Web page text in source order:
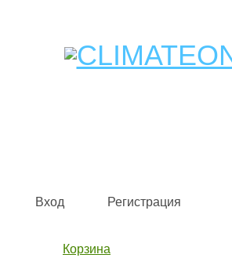
Кондиционеры и сплит-системы,
Вход Регистрация
Корзина